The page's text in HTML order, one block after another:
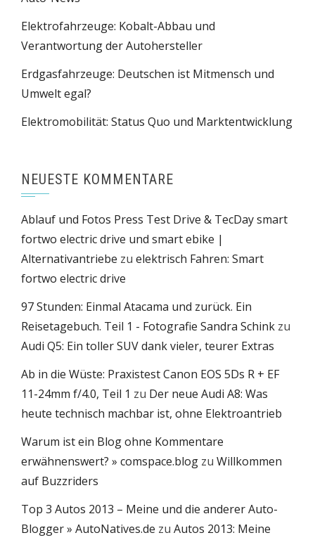
Elektrofahrzeuge: Kobalt-Abbau und
Verantwortung der Autohersteller
Erdgasfahrzeuge: Deutschen ist Mitmensch und
Umwelt egal?
Elektromobilität: Status Quo und Marktentwicklung
NEUESTE KOMMENTARE
Ablauf und Fotos Press Test Drive & TecDay smart
fortwo electric drive und smart ebike |
Alternativantriebe zu elektrisch Fahren: Smart
fortwo electric drive
97 Stunden: Einmal Atacama und zurück. Ein
Reisetagebuch. Teil 1 - Fotografie Sandra Schink zu
Audi Q5: Ein toller SUV dank vieler, teurer Extras
Ab in die Wüste: Praxistest Canon EOS 5Ds R + EF
11-24mm f/4.0, Teil 1 zu Der neue Audi A8: Was
heute technisch machbar ist, ohne Elektroantrieb
Warum ist ein Blog ohne Kommentare
erwähnenswert? » comspace.blog zu Willkommen
auf Buzzriders
Top 3 Autos 2013 – Meine und die anderer Auto-
Blogger » AutoNatives.de zu Autos 2013: Meine